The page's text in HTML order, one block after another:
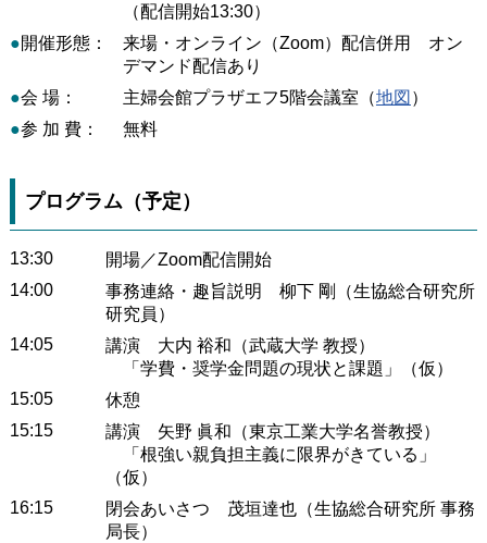
（配信開始13:30）
●開催形態：
来場・オンライン（Zoom）配信併用 オン
デマンド配信あり
●会 場： 主婦会館プラザエフ5階会議室（地図 ）
●参 加 費： 無料
プログラム（予定）
13:30
開場／Zoom配信開始
14:00
事務連絡・趣旨説明 柳下 剛（生協総合研究所
研究員）
14:05
講演 大内 裕和（武蔵大学 教授）
「学費・奨学金問題の現状と課題」（仮）
15:05
休憩
15:15
講演 矢野 眞和（東京工業大学名誉教授）
「根強い親負担主義に限界がきている」
（仮）
16:15
閉会あいさつ 茂垣達也（生協総合研究所 事務
局長）